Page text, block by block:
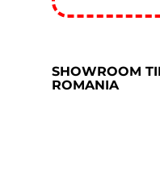
SHOWROOM
ROMANIA